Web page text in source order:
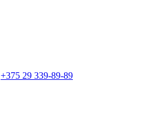
+375 29 339-89-89